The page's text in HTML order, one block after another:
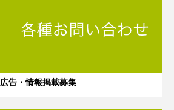
広告・情報掲載募集